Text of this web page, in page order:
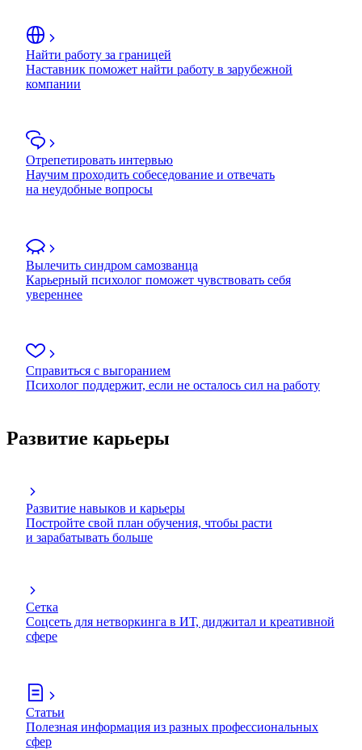
Найти работу за границей
Наставник поможет найти работу в зарубежной
компании
Отрепетировать интервью
Научим проходить собеседование и отвечать
на неудобные вопросы
Вылечить синдром самозванца
Карьерный психолог поможет чувствовать себя
увереннее
Справиться с выгоранием
Психолог поддержит, если не осталось сил на работу
Развитие карьеры
Развитие навыков и карьеры
Постройте свой план обучения, чтобы расти
и зарабатывать больше
Сетка
Соцсеть для нетворкинга в ИТ, диджитал и креативной
сфере
Статьи
Полезная информация из разных профессиональных
сфер